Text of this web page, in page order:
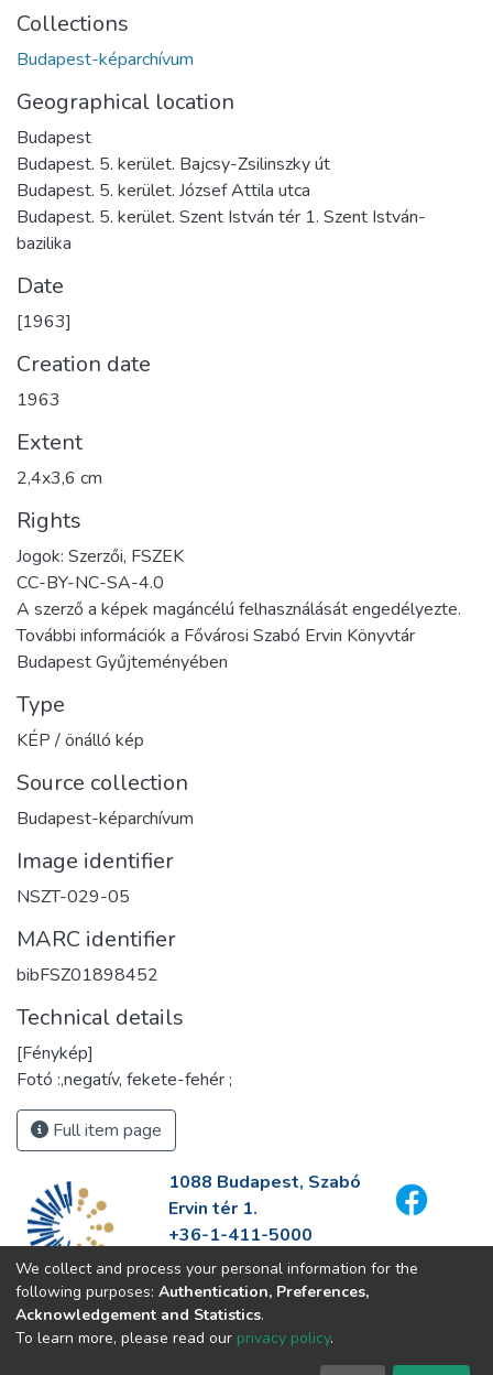
Collections
Budapest-képarchívum
Geographical location
Budapest
Budapest. 5. kerület. Bajcsy-Zsilinszky út
Budapest. 5. kerület. József Attila utca
Budapest. 5. kerület. Szent István tér 1. Szent István-
bazilika
Date
[1963]
Creation date
1963
Extent
2,4x3,6 cm
Rights
Jogok: Szerzői, FSZEK
CC-BY-NC-SA-4.0
A szerző a képek magáncélú felhasználását engedélyezte.
További információk a Fővárosi Szabó Ervin Könyvtár
Budapest Gyűjteményében
Type
KÉP / önálló kép
Source collection
Budapest-képarchívum
Image identifier
NSZT-029-05
MARC identifier
bibFSZ01898452
Technical details
[Fénykép]
Fotó :,negatív, fekete-fehér ;
Full item page
1088 Budapest, Szabó
Ervin tér 1.
+36-1-411-5000
info@fszek.hu
https://fszek.hu
We collect and process your personal information for the
following purposes: Authentication, Preferences,
Acknowledgement and Statistics.
To learn more, please read our privacy policy.